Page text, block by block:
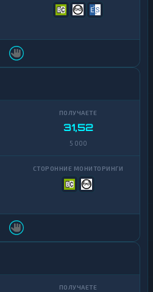
31,52
5 000